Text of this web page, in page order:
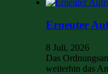
Erneuter
8 Juli, 2026
Das
weiterhin das